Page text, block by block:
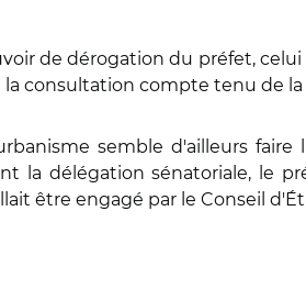
de dérogation du préfet,
consultation compte tenu de
semble d'ailleurs
la délégation sénatoriale, le
être engagé par le Conseil